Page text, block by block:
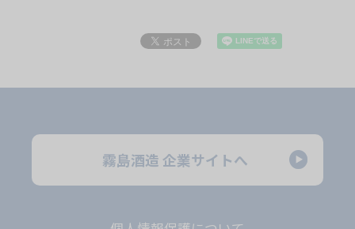
かった場合、当選者は当選資格を失いますので、ご注
都合により当選通知のご連絡が遅れる場合がござい
DMでは、ご質問は受付けておりません。
賞品は2022年2月上旬以降、順次発送を予定しており
ます。なお、諸事情により賞品の発送が遅れる場合が
霧島酒造 企業サイトへ